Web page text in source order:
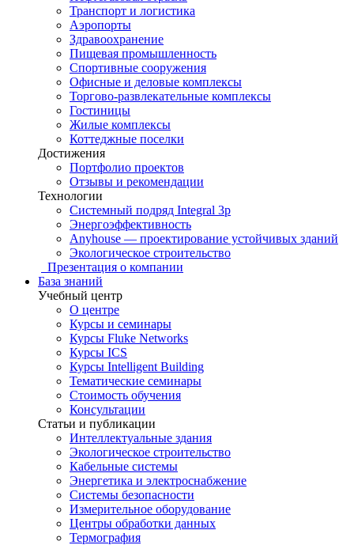
Транспорт и логистика
Аэропорты
Здравоохранение
Пищевая промышленность
Спортивные сооружения
Офисные и деловые комплексы
Торгово-развлекательные комплексы
Гостиницы
Жилые комплексы
Коттеджные поселки
Достижения
Портфолио проектов
Отзывы и рекомендации
Технологии
Системный подряд Integral 3p
Энергоэффективность
Anyhouse — проектирование устойчивых зданий
Экологическое строительство
Презентация о компании
База знаний
Учебный центр
О центре
Курсы и семинары
Курсы Fluke Networks
Курсы ICS
Курсы Intelligent Building
Тематические семинары
Стоимость обучения
Консультации
Статьи и публикации
Интеллектуальные здания
Экологическое строительство
Кабельные системы
Энергетика и электроснабжение
Системы безопасности
Измерительное оборудование
Центры обработки данных
Термография